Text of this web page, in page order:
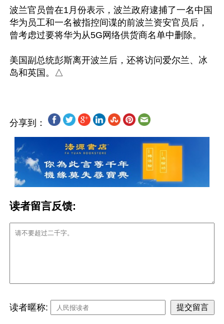
波兰官员曾在1月份表示，波兰政府逮捕了一名中国
华为员工和一名被指控间谍的前波兰资安官员后，
曾考虑过要将华为从5G网络供货商名单中删除。
美国副总统彭斯离开波兰后，还将访问爱尔兰、冰
分享到：
读者留言反馈:
读者暱称: